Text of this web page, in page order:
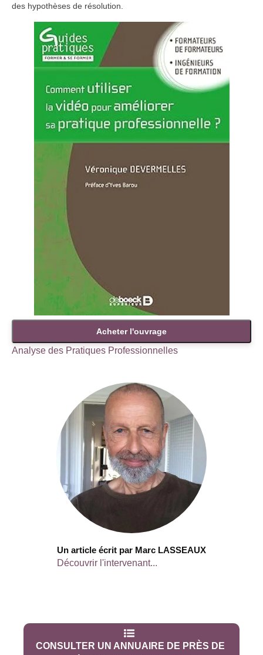
des hypothèses de résolution.
Acheter l'ouvrage
Analyse des Pratiques Professionnelles
Un article écrit par Marc LASSEAUX
Découvrir l'intervenant...
CONSULTER UN ANNUAIRE DE PRÈS DE